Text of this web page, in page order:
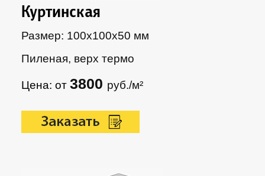
Куртинская
Размер: 100х100х50 мм
Пиленая, верх термо
Цена: от3800 руб./м²